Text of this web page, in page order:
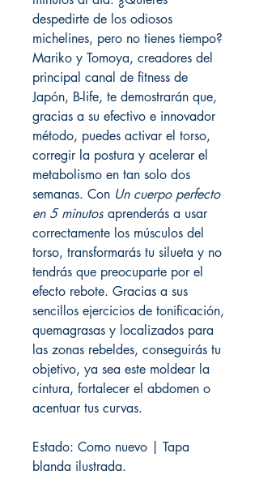
despedirte de los odiosos
michelines, pero no tienes tiempo?
Mariko y Tomoya, creadores del
principal canal de fitness de
Japón, B-life, te demostrarán que,
gracias a su efectivo e innovador
método, puedes activar el torso,
corregir la postura y acelerar el
metabolismo en tan solo dos
semanas. Con Un cuerpo perfecto
en 5 minutos aprenderás a usar
correctamente los músculos del
torso, transformarás tu silueta y no
tendrás que preocuparte por el
efecto rebote. Gracias a sus
sencillos ejercicios de tonificación,
quemagrasas y localizados para
las zonas rebeldes, conseguirás tu
objetivo, ya sea este moldear la
cintura, fortalecer el abdomen o
acentuar tus curvas.
Estado: Como nuevo | Tapa
blanda ilustrada.